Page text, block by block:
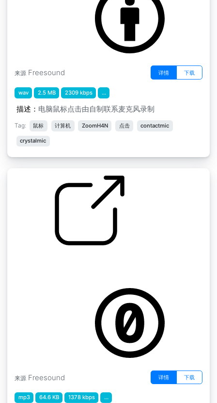
来源 Freesound 详情 下载
wav 2.5 MB 2309 kbps ...
描述： 电脑鼠标点击由自制联系麦克风录制
Tag: 鼠标 计算机 ZoomH4N 点击 contactmic
crystalmic
来源 Freesound 详情 下载
mp3 64.6 KB 1378 kbps ...